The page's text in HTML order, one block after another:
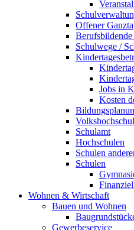
Offener
Berufsbildende
Schulwege /
Jobs in
Kosten
Schulamt
Hochschulen
Schulen
Schulen
Wohnen & Wirtschaft
Bauen und Wohnen
Gewerbeservice